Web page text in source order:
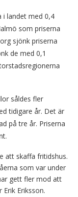
i landet med 0,4
som priserna
sjönk priserna
de med 0,1
såldes fler
tidigare år. Det är
på tre år. Priserna
att skaffa fritidshus.
som var under
gett fler mod att
Eriksson.